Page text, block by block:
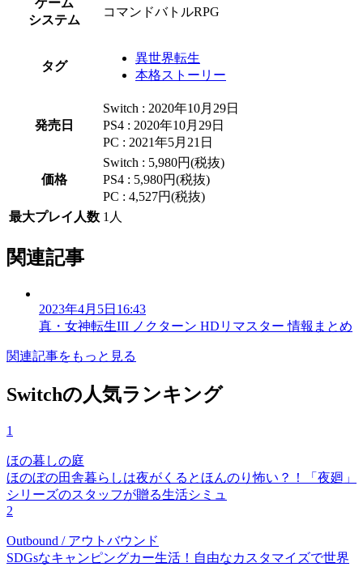
ゲーム
システム
コマンドバトルRPG
タグ
異世界転生
本格ストーリー
発売日
Switch : 2020年10月29日
PS4 : 2020年10月29日
PC : 2021年5月21日
価格
Switch : 5,980円(税抜)
PS4 : 5,980円(税抜)
PC : 4,527円(税抜)
最大プレイ人数 1人
関連記事
2023年4月5日16:43
真・女神転生III ノクターン HDリマスター 情報まとめ
関連記事をもっと見る
Switchの人気ランキング
1
ほの暮しの庭
ほのぼの田舎暮らしは夜がくるとほんのり怖い？！「夜廻」
シリーズのスタッフが贈る生活シミュ
2
Outbound / アウトバウンド
SDGsなキャンピングカー生活！自由なカスタマイズで世界